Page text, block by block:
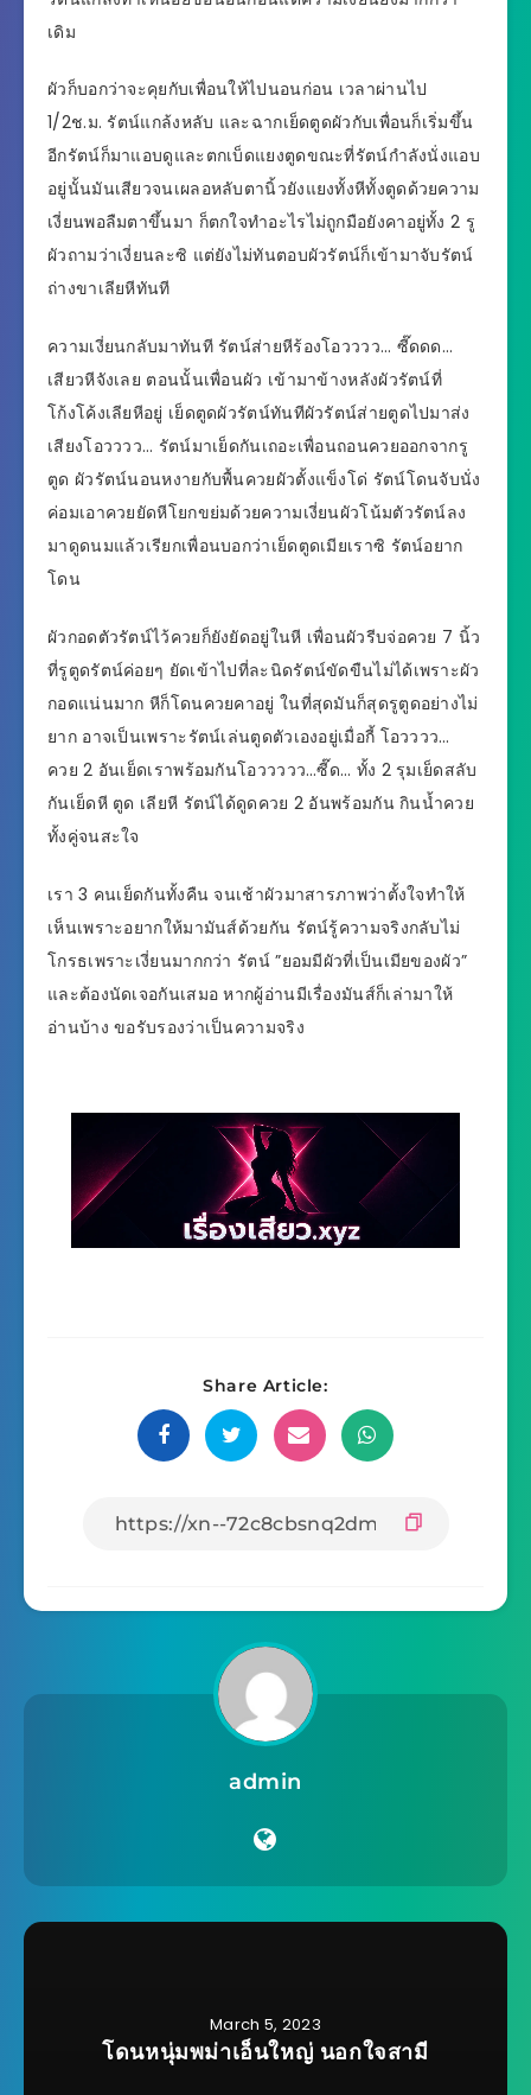
เดิม
ผัวก็บอกว่าจะคุยกับเพื่อนให้ไปนอนก่อน เวลาผ่านไป
1/2ช.ม. รัตน์แกล้งหลับ และฉากเย็ดตูดผัวกับเพื่อนก็เริ่มขึ้น
อีกรัตน์ก็มาแอบดูและตกเบ็ดแยงตูดขณะที่รัตน์กำลังนั่งแอบ
อยู่นั้นมันเสียวจนเผลอหลับตานิ้วยังแยงทั้งหีทั้งตูดด้วยความ
เงี่ยนพอลืมตาขึ้นมา ก็ตกใจทำอะไรไม่ถูกมือยังคาอยู่ทั้ง 2 รู
ผัวถามว่าเงี่ยนละซิ แต่ยังไม่ทันตอบผัวรัตน์ก็เข้ามาจับรัตน์
ถ่างขาเลียหีทันที
ความเงี่ยนกลับมาทันที รัตน์ส่ายหีร้องโอวววว… ซี๊ดดด…
เสียวหีจังเลย ตอนนั้นเพื่อนผัว เข้ามาข้างหลังผัวรัตน์ที่
โก้งโค้งเลียหีอยู่ เย็ดตูดผัวรัตน์ทันทีผัวรัตน์ส่ายตูดไปมาส่ง
เสียงโอวววว… รัตน์มาเย็ดกันเถอะเพื่อนถอนควยออกจากรู
ตูด ผัวรัตน์นอนหงายกับพื้นควยผัวตั้งแข็งโด่ รัตน์โดนจับนั่ง
ค่อมเอาควยยัดหีโยกขย่มด้วยความเงี่ยนผัวโน้มตัวรัตน์ลง
มาดูดนมแล้วเรียกเพื่อนบอกว่าเย็ดตูดเมียเราซิ รัตน์อยาก
โดน
ผัวกอดตัวรัตน์ไว้ควยก็ยังยัดอยู่ในหี เพื่อนผัวรีบจ่อควย 7 นิ้ว
ที่รูตูดรัตน์ค่อยๆ ยัดเข้าไปที่ละนิดรัตน์ขัดขืนไม่ได้เพราะผัว
กอดแน่นมาก หีก็โดนควยคาอยู่ ในที่สุดมันก็สุดรูตูดอย่างไม่
ยาก อาจเป็นเพราะรัตน์เล่นตูดตัวเองอยู่เมื่อกี้ โอวววว…
ควย 2 อันเย็ดเราพร้อมกันโอววววว…ซี๊ด… ทั้ง 2 รุมเย็ดสลับ
กันเย็ดหี ตูด เลียหี รัตน์ได้ดูดควย 2 อันพร้อมกัน กินน้ำควย
ทั้งคู่จนสะใจ
เรา 3 คนเย็ดกันทั้งคืน จนเช้าผัวมาสารภาพว่าตั้งใจทำให้
เห็นเพราะอยากให้มามันส์ด้วยกัน รัตน์รู้ความจริงกลับไม่
โกรธเพราะเงี่ยนมากกว่า รัตน์ ”ยอมมีผัวที่เป็นเมียของผัว”
และต้องนัดเจอกันเสมอ หากผู้อ่านมีเรื่องมันส์ก็เล่ามาให้
อ่านบ้าง ขอรับรองว่าเป็นความจริง
Share Article:
admin
March 5, 2023
โดนหนุ่มพม่าเอ็นใหญ่ นอกใจสามี